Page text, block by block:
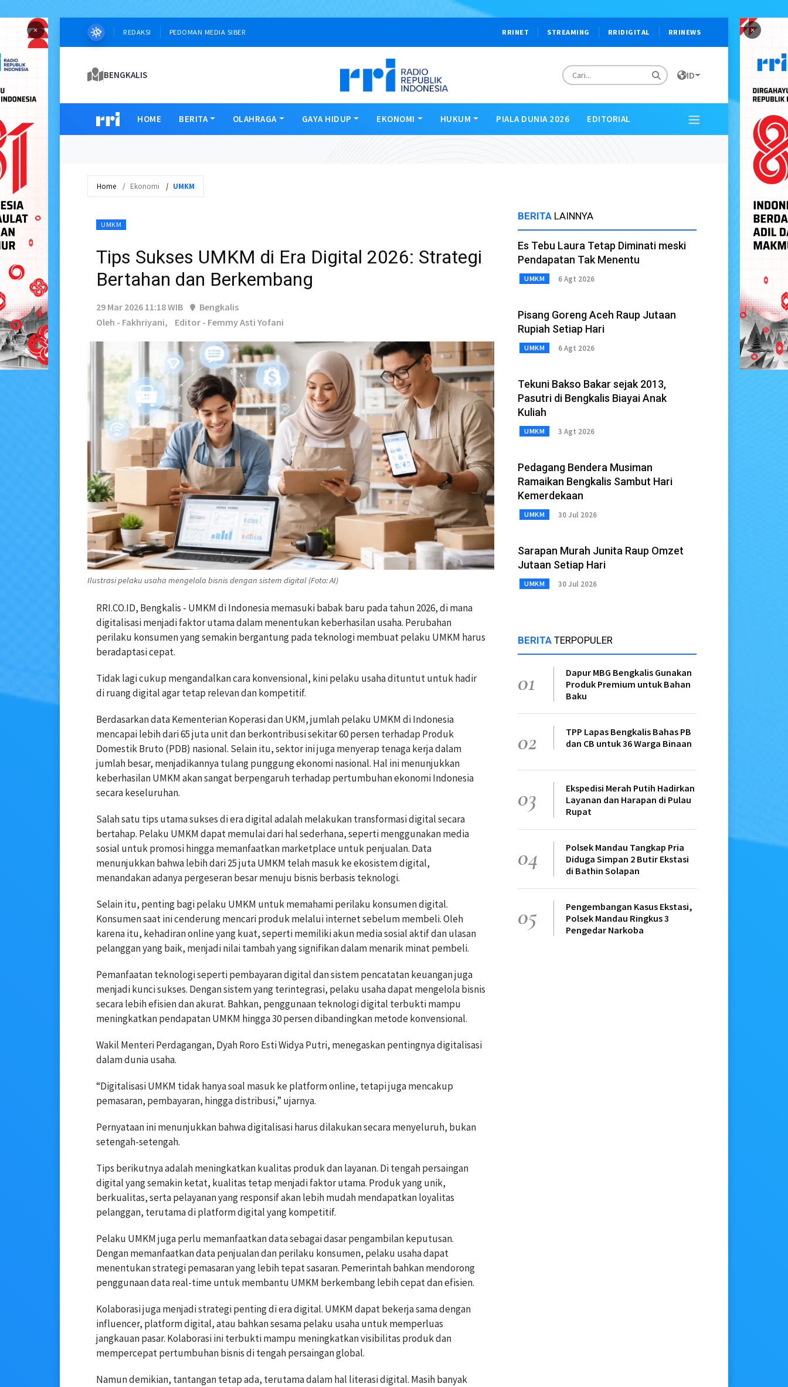
× ×
REDAKSI PEDOMAN MEDIA SIBER RRINET STREAMING RRIDIGITAL RRINEWS
BENGKALIS ID
HOME BERITA OLAHRAGA GAYA HIDUP EKONOMI HUKUM PIALA DUNIA 2026 EDITORIAL
Home Ekonomi UMKM
UMKM
Tips Sukses UMKM di Era Digital 2026: Strategi
Bertahan dan Berkembang
29 Mar 2026 11:18 WIB
Bengkalis
Oleh - Fakhriyani,
Editor - Femmy Asti Yofani
Ilustrasi pelaku usaha mengelola bisnis dengan sistem digital (Foto: AI)
RRI.CO.ID, Bengkalis - UMKM di Indonesia memasuki babak baru pada tahun 2026, di mana
digitalisasi menjadi faktor utama dalam menentukan keberhasilan usaha. Perubahan
perilaku konsumen yang semakin bergantung pada teknologi membuat pelaku UMKM harus
beradaptasi cepat.
Tidak lagi cukup mengandalkan cara konvensional, kini pelaku usaha dituntut untuk hadir
di ruang digital agar tetap relevan dan kompetitif.
Berdasarkan data Kementerian Koperasi dan UKM, jumlah pelaku UMKM di Indonesia
mencapai lebih dari 65 juta unit dan berkontribusi sekitar 60 persen terhadap Produk
Domestik Bruto (PDB) nasional. Selain itu, sektor ini juga menyerap tenaga kerja dalam
jumlah besar, menjadikannya tulang punggung ekonomi nasional. Hal ini menunjukkan
keberhasilan UMKM akan sangat berpengaruh terhadap pertumbuhan ekonomi Indonesia
secara keseluruhan.
Salah satu tips utama sukses di era digital adalah melakukan transformasi digital secara
bertahap. Pelaku UMKM dapat memulai dari hal sederhana, seperti menggunakan media
sosial untuk promosi hingga memanfaatkan marketplace untuk penjualan. Data
menunjukkan bahwa lebih dari 25 juta UMKM telah masuk ke ekosistem digital,
menandakan adanya pergeseran besar menuju bisnis berbasis teknologi.
Selain itu, penting bagi pelaku UMKM untuk memahami perilaku konsumen digital.
Konsumen saat ini cenderung mencari produk melalui internet sebelum membeli. Oleh
karena itu, kehadiran online yang kuat, seperti memiliki akun media sosial aktif dan ulasan
pelanggan yang baik, menjadi nilai tambah yang signifikan dalam menarik minat pembeli.
Pemanfaatan teknologi seperti pembayaran digital dan sistem pencatatan keuangan juga
menjadi kunci sukses. Dengan sistem yang terintegrasi, pelaku usaha dapat mengelola bisnis
secara lebih efisien dan akurat. Bahkan, penggunaan teknologi digital terbukti mampu
meningkatkan pendapatan UMKM hingga 30 persen dibandingkan metode konvensional.
Wakil Menteri Perdagangan, Dyah Roro Esti Widya Putri, menegaskan pentingnya digitalisasi
dalam dunia usaha.
“Digitalisasi UMKM tidak hanya soal masuk ke platform online, tetapi juga mencakup
pemasaran, pembayaran, hingga distribusi,” ujarnya.
Pernyataan ini menunjukkan bahwa digitalisasi harus dilakukan secara menyeluruh, bukan
setengah-setengah.
Tips berikutnya adalah meningkatkan kualitas produk dan layanan. Di tengah persaingan
digital yang semakin ketat, kualitas tetap menjadi faktor utama. Produk yang unik,
berkualitas, serta pelayanan yang responsif akan lebih mudah mendapatkan loyalitas
pelanggan, terutama di platform digital yang kompetitif.
Pelaku UMKM juga perlu memanfaatkan data sebagai dasar pengambilan keputusan.
Dengan memanfaatkan data penjualan dan perilaku konsumen, pelaku usaha dapat
menentukan strategi pemasaran yang lebih tepat sasaran. Pemerintah bahkan mendorong
penggunaan data real-time untuk membantu UMKM berkembang lebih cepat dan efisien.
Kolaborasi juga menjadi strategi penting di era digital. UMKM dapat bekerja sama dengan
influencer, platform digital, atau bahkan sesama pelaku usaha untuk memperluas
jangkauan pasar. Kolaborasi ini terbukti mampu meningkatkan visibilitas produk dan
mempercepat pertumbuhan bisnis di tengah persaingan global.
Namun demikian, tantangan tetap ada, terutama dalam hal literasi digital. Masih banyak
BERITA LAINNYA
Es Tebu Laura Tetap Diminati meski
Pendapatan Tak Menentu
UMKM 6 Agt 2026
Pisang Goreng Aceh Raup Jutaan
Rupiah Setiap Hari
UMKM 6 Agt 2026
Tekuni Bakso Bakar sejak 2013,
Pasutri di Bengkalis Biayai Anak
Kuliah
UMKM 3 Agt 2026
Pedagang Bendera Musiman
Ramaikan Bengkalis Sambut Hari
Kemerdekaan
UMKM 30 Jul 2026
Sarapan Murah Junita Raup Omzet
Jutaan Setiap Hari
UMKM 30 Jul 2026
BERITA TERPOPULER
01
Dapur MBG Bengkalis Gunakan
Produk Premium untuk Bahan
Baku
02
TPP Lapas Bengkalis Bahas PB
dan CB untuk 36 Warga Binaan
03
Ekspedisi Merah Putih Hadirkan
Layanan dan Harapan di Pulau
Rupat
04
Polsek Mandau Tangkap Pria
Diduga Simpan 2 Butir Ekstasi
di Bathin Solapan
05
Pengembangan Kasus Ekstasi,
Polsek Mandau Ringkus 3
Pengedar Narkoba